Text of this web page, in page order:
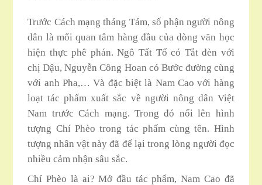
Trước Cách mạng tháng Tám, số phận người nông
dân là mối quan tâm hàng đầu của dòng văn học
hiện thực phê phán. Ngô Tất Tố có Tắt đèn với
chị Dậu, Nguyễn Công Hoan có Bước đường cùng
với anh Pha,… Và đặc biệt là Nam Cao với hàng
loạt tác phấm xuất sắc về người nông dân Việt
Nam trước Cách mạng. Trong đó nối lên hình
tượng Chí Phèo trong tác phấm cùng tên. Hình
tượng nhân vật này đã đế lại trong lòng người đọc
nhiều cảm nhận sâu sắc.
Chí Phèo là ai? Mở đầu tác phẩm, Nam Cao đã